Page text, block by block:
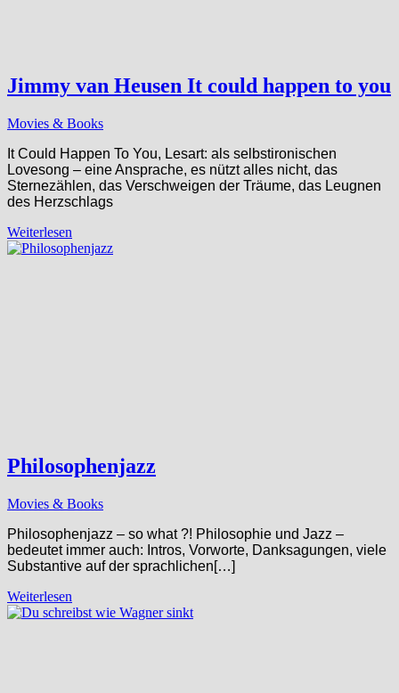
Jimmy van Heusen It could happen to you
Movies & Books
It Could Happen To You, Lesart: als selbstironischen
Lovesong – eine Ansprache, es nützt alles nicht, das
Sternezählen, das Verschweigen der Träume, das Leugnen
des Herzschlags
Weiterlesen
Philosophenjazz
Movies & Books
Philosophenjazz – so what ?! Philosophie und Jazz –
bedeutet immer auch: Intros, Vorworte, Danksagungen, viele
Substantive auf der sprachlichen[…]
Weiterlesen